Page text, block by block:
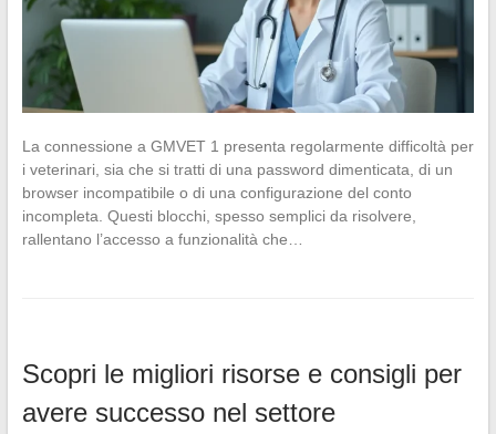
La connessione a GMVET 1 presenta regolarmente difficoltà per
i veterinari, sia che si tratti di una password dimenticata, di un
browser incompatibile o di una configurazione del conto
incompleta. Questi blocchi, spesso semplici da risolvere,
rallentano l’accesso a funzionalità che…
Scopri le migliori risorse e consigli per
avere successo nel settore